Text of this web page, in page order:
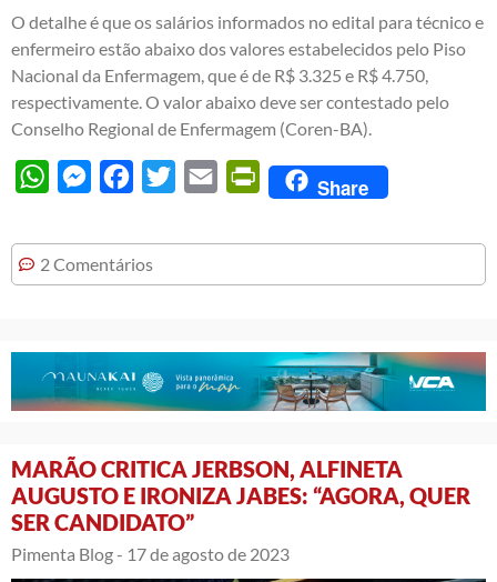
O detalhe é que os salários informados no edital para técnico e
enfermeiro estão abaixo dos valores estabelecidos pelo Piso
Nacional da Enfermagem, que é de R$ 3.325 e R$ 4.750,
respectivamente. O valor abaixo deve ser contestado pelo
Conselho Regional de Enfermagem (Coren-BA).
WhatsAppMessengerFacebook
Twitter Email PrintFriendly
Share
2 Comentários
MARÃO CRITICA JERBSON, ALFINETA
AUGUSTO E IRONIZA JABES: “AGORA, QUER
SER CANDIDATO”
Pimenta Blog - 17 de agosto de 2023